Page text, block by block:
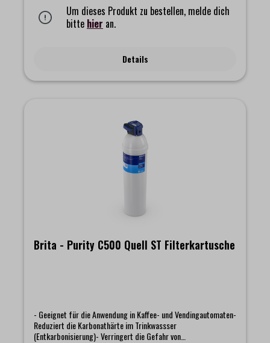
geschmacks- und geruchstörende Substanzen- intelligentes,
cloud-basiertes Filtersystem für besseren
MaschinenschutzFilterung von ca. 4.000 LiternHinweis: die
Um dieses Produkt zu bestellen, melde dich
bitte hier an.
Details
Brita - Purity C500 Quell ST Filterkartusche
- Geeignet für die Anwendung in Kaffee- und Vendingautomaten-
Reduziert die Karbonathärte im Trinkwassser
(Entkarbonisierung)- Verringert die Gefahr von